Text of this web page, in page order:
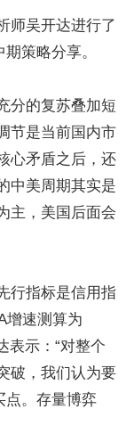
师吴开达进行了
策略分享。
分的复苏叠加短
节是当前国内市
心矛盾之后，还
中美周期其实是
主，美国后面会
行指标是信用指
增速测算为
表示：“对整个
破，我们认为要
点。存量博弈